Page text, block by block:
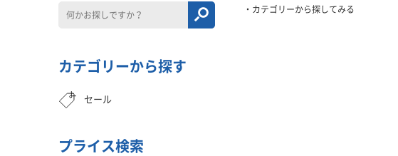
カテゴリーから探してみる
カテゴリーから探す
セール
プライス検索